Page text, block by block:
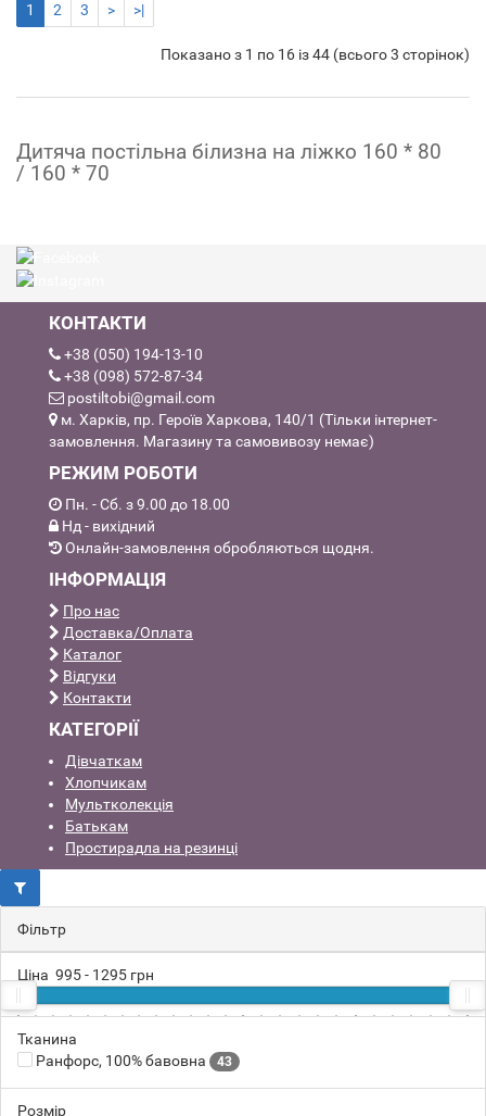
1 2 3 > >|
Показано з 1 по 16 із 44 (всього 3 сторінок)
Дитяча постільна білизна на ліжко 160 * 80
/ 160 * 70
КОНТАКТИ
+38 (050) 194-13-10
+38 (098) 572-87-34
postiltobi@gmail.com
м. Харків, пр. Героїв Харкова, 140/1 (Тільки інтернет-
замовлення. Магазину та самовивозу немає)
РЕЖИМ РОБОТИ
Пн. - Сб. з 9.00 до 18.00
Нд - вихідний
Онлайн-замовлення обробляються щодня.
ІНФОРМАЦІЯ
Про нас
Доставка/Оплата
Каталог
Відгуки
Контакти
КАТЕГОРІЇ
Дівчаткам
Хлопчикам
Мультколекція
Батькам
Простирадла на резинці
Фільтр
Ціна 995- 1295 грн
995
Тканина
Ранфорс, 100% бавовна
43
Розмір